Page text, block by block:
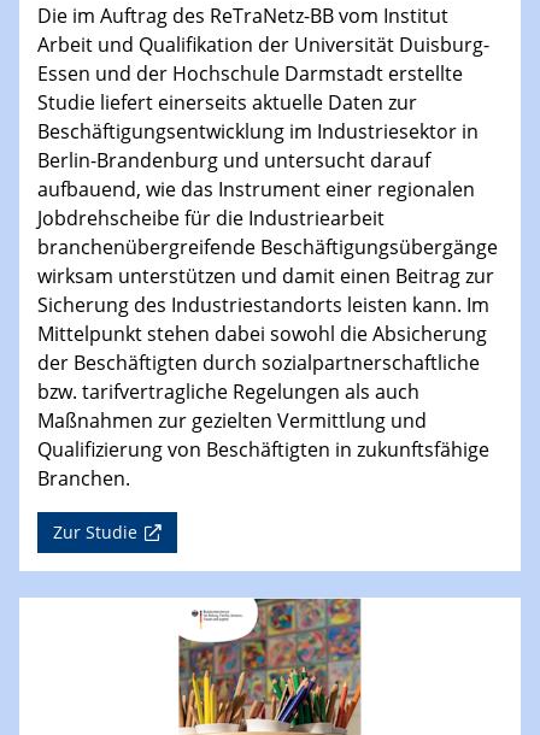
Die im Auftrag des ReTraNetz-BB vom Institut
Arbeit und Qualifikation der Universität Duisburg-
Essen und der Hochschule Darmstadt erstellte
Studie liefert einerseits aktuelle Daten zur
Beschäftigungsentwicklung im Industriesektor in
Berlin-Brandenburg und untersucht darauf
aufbauend, wie das Instrument einer regionalen
Jobdrehscheibe für die Industriearbeit
branchenübergreifende Beschäftigungsübergänge
wirksam unterstützen und damit einen Beitrag zur
Sicherung des Industriestandorts leisten kann. Im
Mittelpunkt stehen dabei sowohl die Absicherung
der Beschäftigten durch sozialpartnerschaftliche
bzw. tarifvertragliche Regelungen als auch
Maßnahmen zur gezielten Vermittlung und
Qualifizierung von Beschäftigten in zukunftsfähige
Branchen.
Zur Studie